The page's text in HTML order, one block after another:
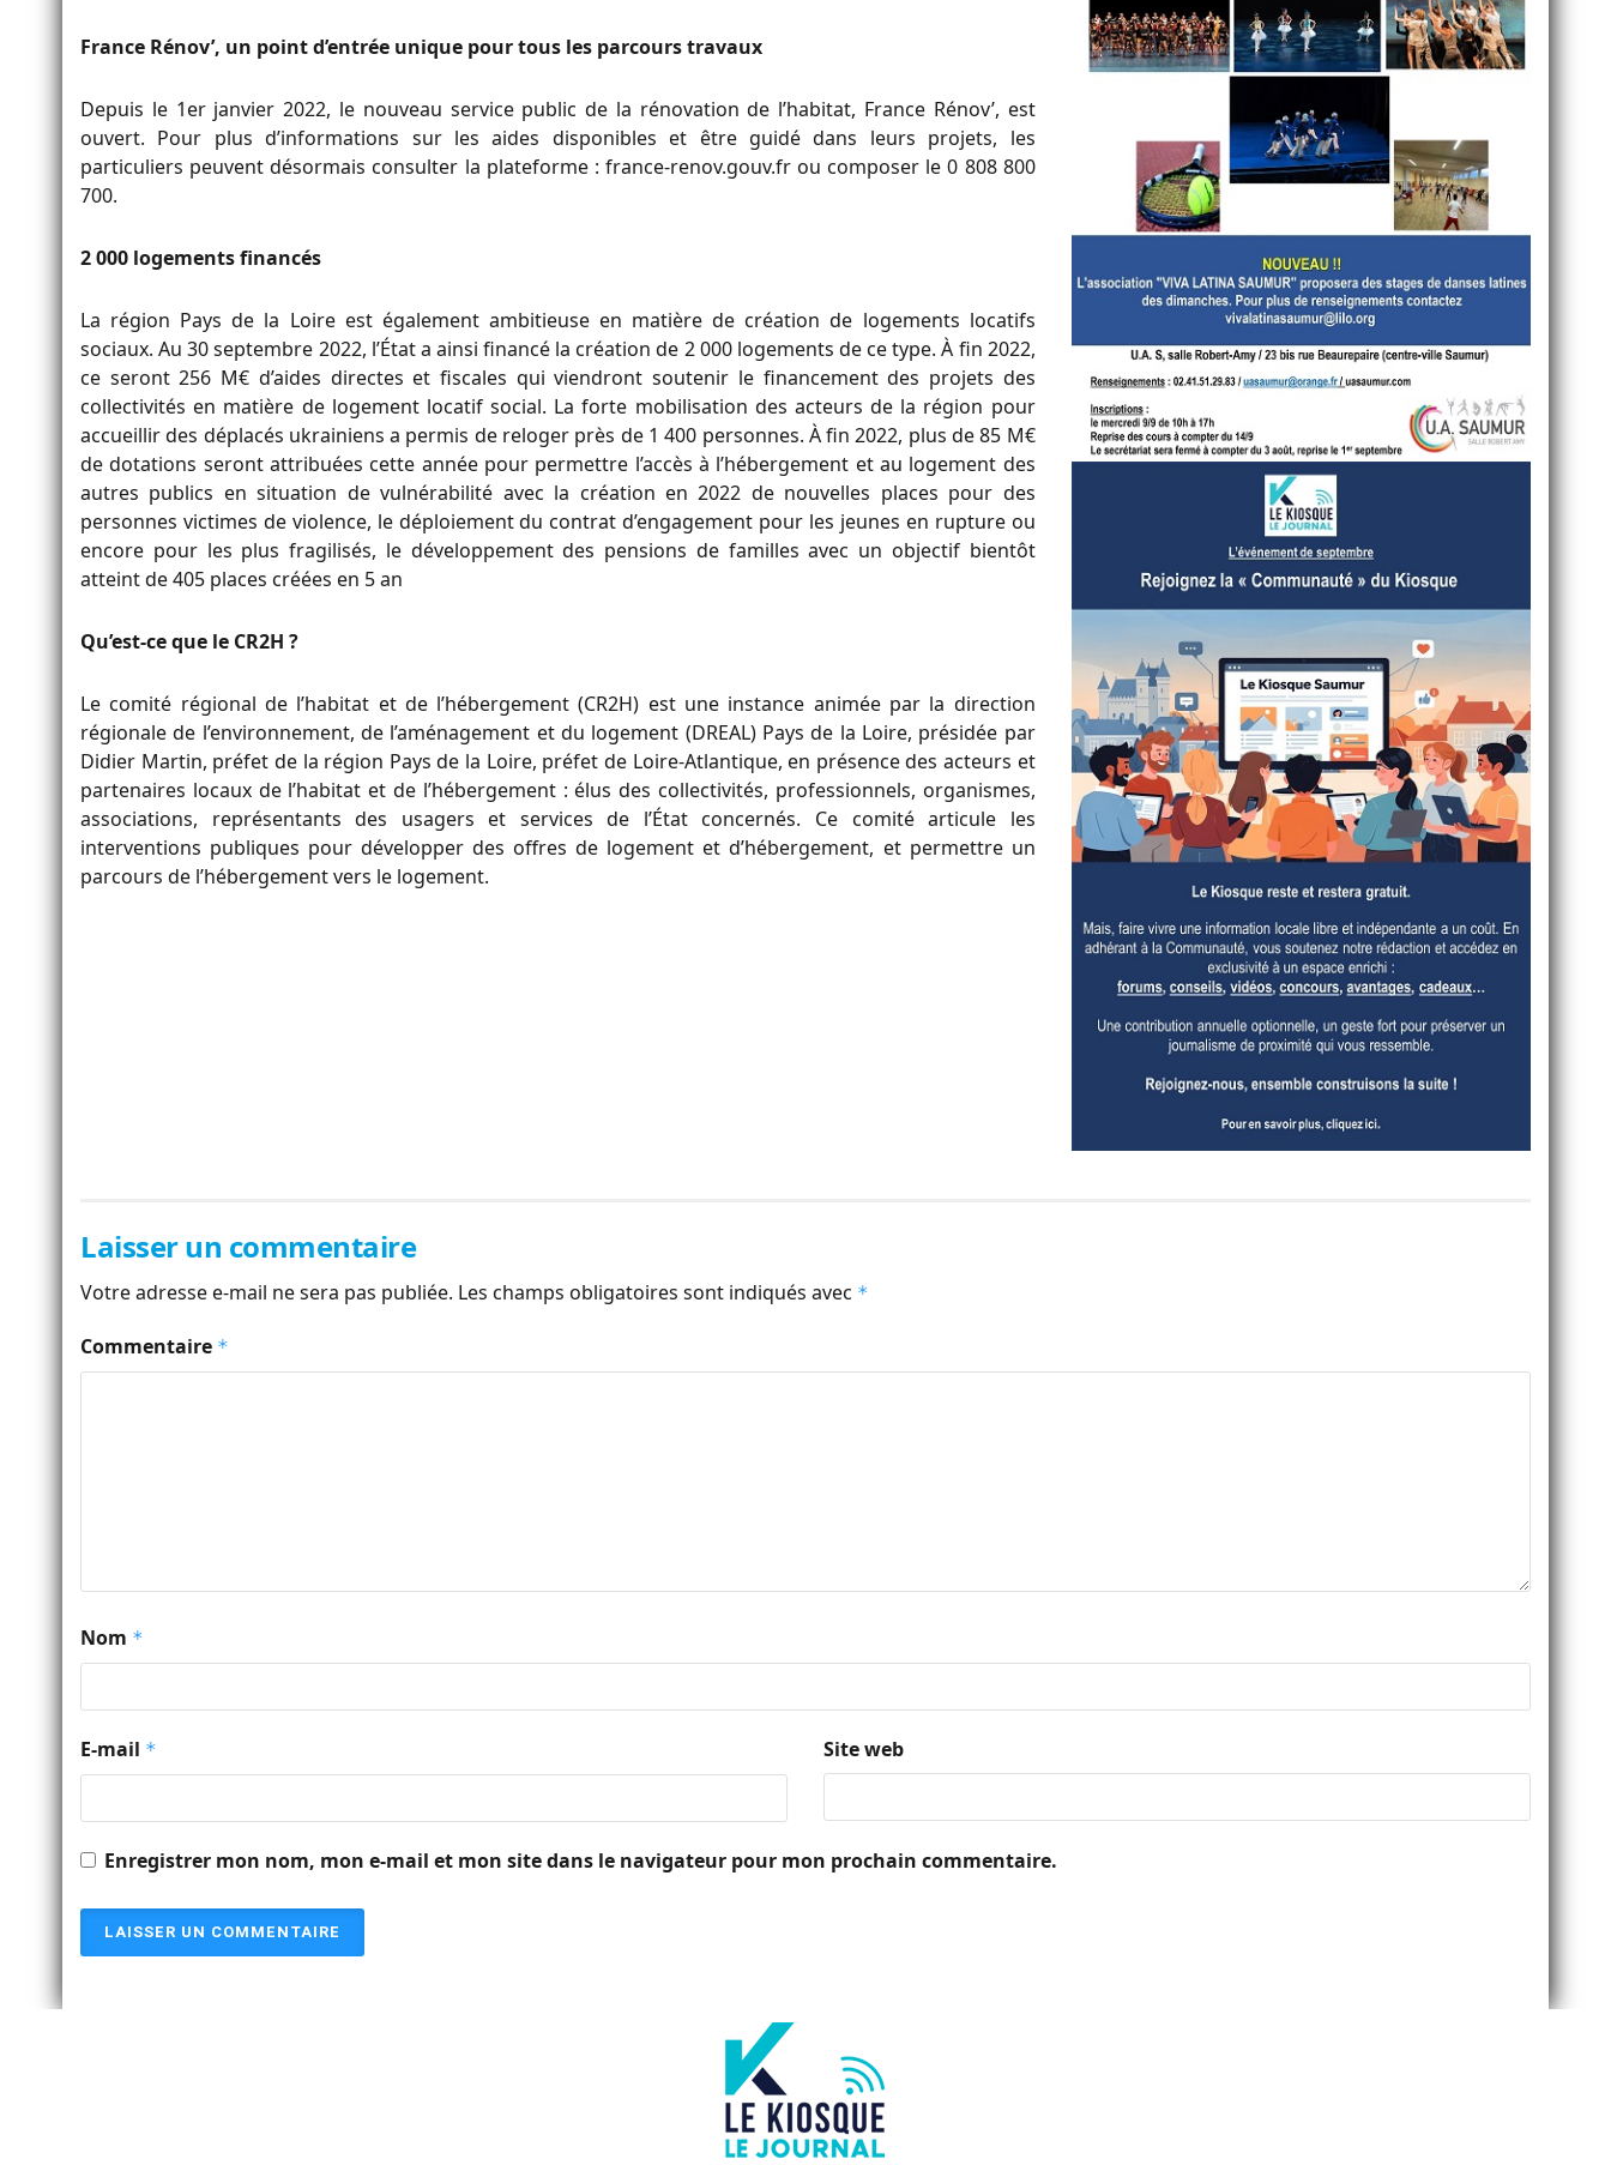
France Rénov’, un point d’entrée unique pour tous les parcours travaux
Depuis le 1er janvier 2022, le nouveau service public de la rénovation de l’habitat, France Rénov’, est
ouvert. Pour plus d’informations sur les aides disponibles et être guidé dans leurs projets, les
particuliers peuvent désormais consulter la plateforme : france-renov.gouv.fr ou composer le 0 808 800
700.
2 000 logements financés
La région Pays de la Loire est également ambitieuse en matière de création de logements locatifs
sociaux. Au 30 septembre 2022, l’État a ainsi financé la création de 2 000 logements de ce type. À fin 2022,
ce seront 256 M€ d’aides directes et fiscales qui viendront soutenir le financement des projets des
collectivités en matière de logement locatif social. La forte mobilisation des acteurs de la région pour
accueillir des déplacés ukrainiens a permis de reloger près de 1 400 personnes. À fin 2022, plus de 85 M€
de dotations seront attribuées cette année pour permettre l’accès à l’hébergement et au logement des
autres publics en situation de vulnérabilité avec la création en 2022 de nouvelles places pour des
personnes victimes de violence, le déploiement du contrat d’engagement pour les jeunes en rupture ou
encore pour les plus fragilisés, le développement des pensions de familles avec un objectif bientôt
atteint de 405 places créées en 5 an
Qu’est-ce que le CR2H ?
Le comité régional de l’habitat et de l’hébergement (CR2H) est une instance animée par la direction
régionale de l’environnement, de l’aménagement et du logement (DREAL) Pays de la Loire, présidée par
Didier Martin, préfet de la région Pays de la Loire, préfet de Loire-Atlantique, en présence des acteurs et
partenaires locaux de l’habitat et de l’hébergement : élus des collectivités, professionnels, organismes,
associations, représentants des usagers et services de l’État concernés. Ce comité articule les
interventions publiques pour développer des offres de logement et d’hébergement, et permettre un
parcours de l’hébergement vers le logement.
Laisser un commentaire
Votre adresse e-mail ne sera pas publiée. Les champs obligatoires sont indiqués avec *
Commentaire *
Nom *
E-mail * Site web
Enregistrer mon nom, mon e-mail et mon site dans le navigateur pour mon prochain commentaire.